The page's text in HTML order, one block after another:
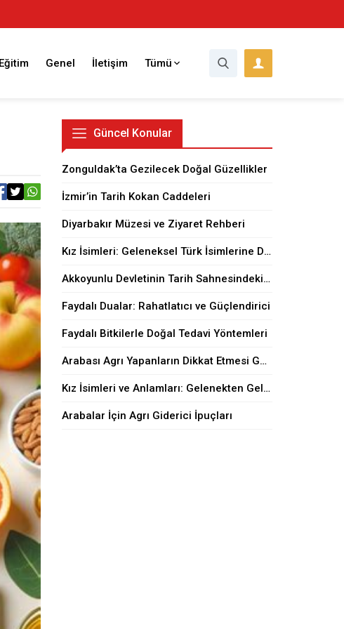
Eğitim Genel İletişim Tümü
Güncel Konular
Zonguldak’ta Gezilecek Doğal Güzellikler
İzmir’in Tarih Kokan Caddeleri
Diyarbakır Müzesi ve Ziyaret Rehberi
Kız İsimleri: Geleneksel Türk İsimlerine Dair
Akkoyunlu Devletinin Tarih Sahnesindeki Yeri
Faydalı Dualar: Rahatlatıcı ve Güçlendirici
Faydalı Bitkilerle Doğal Tedavi Yöntemleri
Arabası Agrı Yapanların Dikkat Etmesi Gerekenler
Kız İsimleri ve Anlamları: Gelenekten Geleceğe
Arabalar İçin Agrı Giderici İpuçları